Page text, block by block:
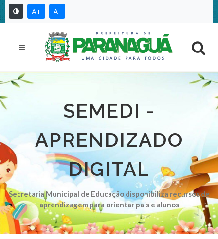
A+ A-
SEMEDI -
APRENDIZADO
DIGITAL
Secretaria Municipal de Educação disponibiliza recursos de
aprendizagem para orientar pais e alunos